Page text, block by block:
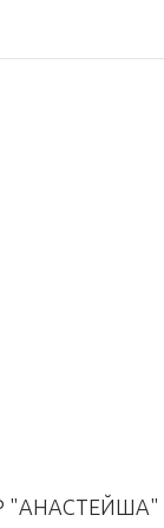
"АНАСТЕЙША"